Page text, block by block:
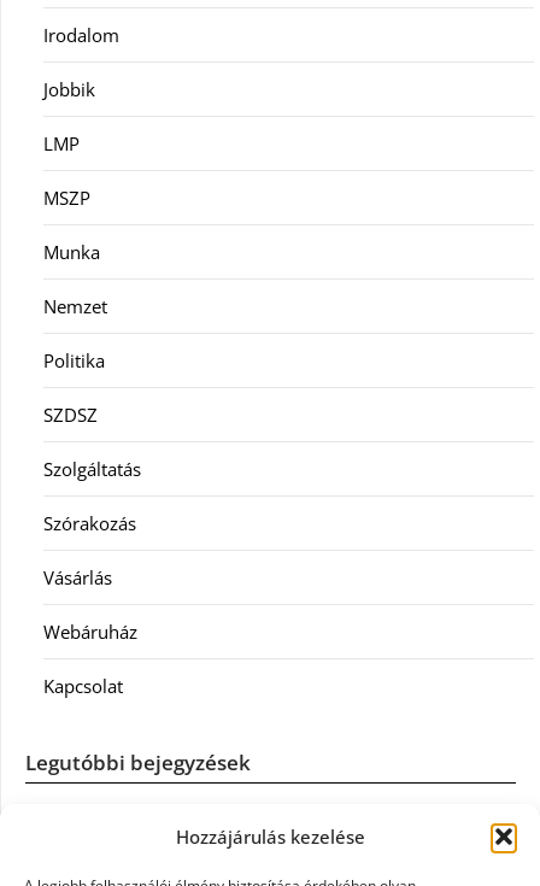
Hozzájárulás kezelése
Irodalom
Jobbik
LMP
MSZP
Munka
Nemzet
Politika
SZDSZ
Szolgáltatás
Szórakozás
Vásárlás
Webáruház
Kapcsolat
Legutóbbi bejegyzések
Casco szélvédőcsere: mikor éri meg a biztosítást igénybe